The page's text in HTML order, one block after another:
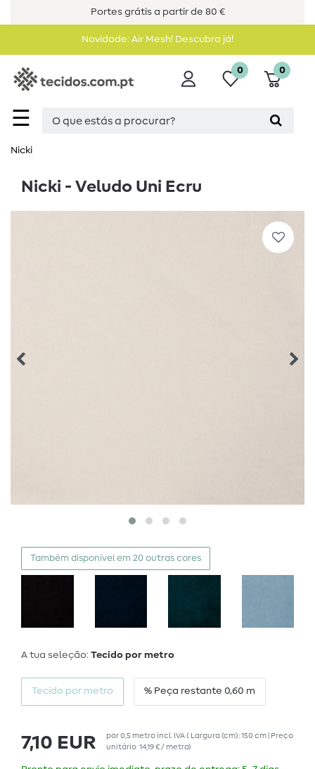
Portes grátis a partir de 80 €
Novidade: Air Mesh! Descubra já!
☰
0 0
Nicki
Nicki - Veludo Uni Ecru
Também disponível em 20 outras cores
A tua seleção: Tecido por metro
Tecido por metro % Peça restante 0,60 m
7,10 EUR por0,5 metroincl. IVA( Largura (cm): 150 cm | Preço
unitário 14,19 € / metro)